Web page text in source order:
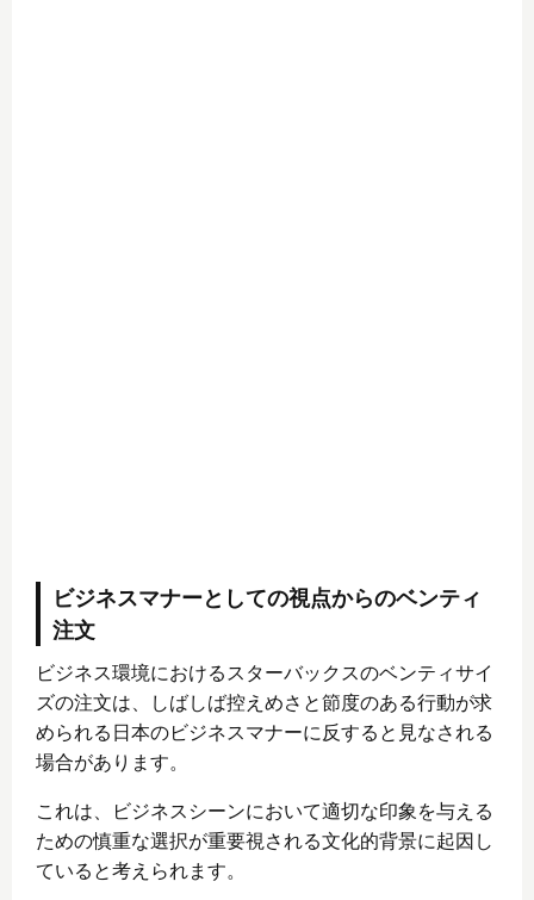
ビジネスマナーとしての視点からのベンティ
注文
ビジネス環境におけるスターバックスのベンティサイ
ズの注文は、しばしば控えめさと節度のある行動が求
められる日本のビジネスマナーに反すると見なされる
場合があります。
これは、ビジネスシーンにおいて適切な印象を与える
ための慎重な選択が重要視される文化的背景に起因し
ていると考えられます。